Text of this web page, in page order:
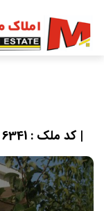
| کد ملک : 6341